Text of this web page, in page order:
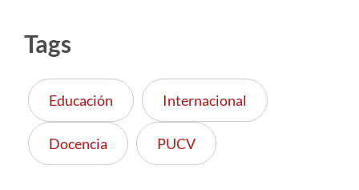
Tags
Educación Internacional
Docencia PUCV